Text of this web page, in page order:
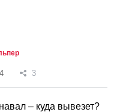
3
– куда вывезет?